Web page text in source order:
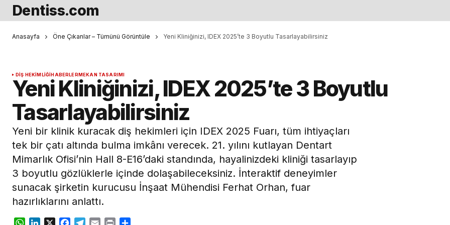
Dentiss.com
Anasayfa Öne Çıkanlar – Tümünü Görüntüle Yeni Kliniğinizi, IDEX 2025’te 3 Boyutlu Tasarlayabilirsiniz
DIŞ HEKIMLIĞIHABERLERMEKAN TASARIMI
Yeni Kliniğinizi, IDEX 2025’te 3 Boyutlu
Tasarlayabilirsiniz
Yeni bir klinik kuracak diş hekimleri için IDEX 2025 Fuarı, tüm ihtiyaçları
tek bir çatı altında bulma imkânı verecek. 21. yılını kutlayan Dentart
Mimarlık Ofisi’nin Hall 8-E16’daki standında, hayalinizdeki kliniği tasarlayıp
3 boyutlu gözlüklerle içinde dolaşabileceksiniz. İnteraktif deneyimler
sunacak şirketin kurucusu İnşaat Mühendisi Ferhat Orhan, fuar
hazırlıklarını anlattı.